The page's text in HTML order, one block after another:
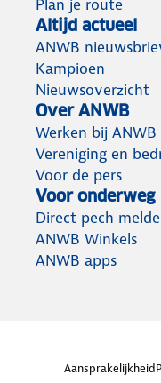
Plan je route
Altijd actueel
ANWB
Kampioen
Nieuwsoverzicht
Over ANWB
Werken bij ANWB
Vereniging en
Voor de pers
Voor onderweg
Direct pech
ANWB Winkels
ANWB apps
Aansprakelijkheid